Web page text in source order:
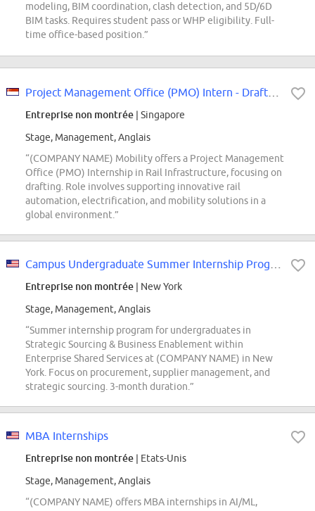
modeling, BIM coordination, clash detection, and 5D/6D
BIM tasks. Requires student pass or WHP eligibility. Full-
time office-based position.”
Entreprise non montrée | Singapore
Stage, Management, Anglais
“(COMPANY NAME) Mobility offers a Project Management
Office (PMO) Internship in Rail Infrastructure, focusing on
drafting. Role involves supporting innovative rail
automation, electrification, and mobility solutions in a
global environment.”
Entreprise non montrée | New York
Stage, Management, Anglais
“Summer internship program for undergraduates in
Strategic Sourcing & Business Enablement within
Enterprise Shared Services at (COMPANY NAME) in New
York. Focus on procurement, supplier management, and
strategic sourcing. 3-month duration.”
MBA Internships
Entreprise non montrée | Etats-Unis
Stage, Management, Anglais
“(COMPANY NAME) offers MBA internships in AI/ML,